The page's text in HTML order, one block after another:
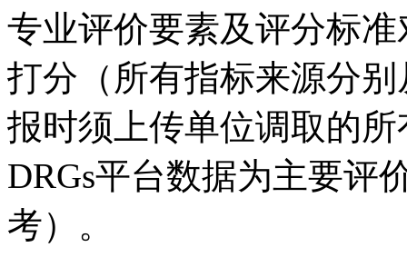
专业评价要素及评分标
打分（所有指标来源分
报时须上传单位调取的
DRGs平台数据为主要评
考）。